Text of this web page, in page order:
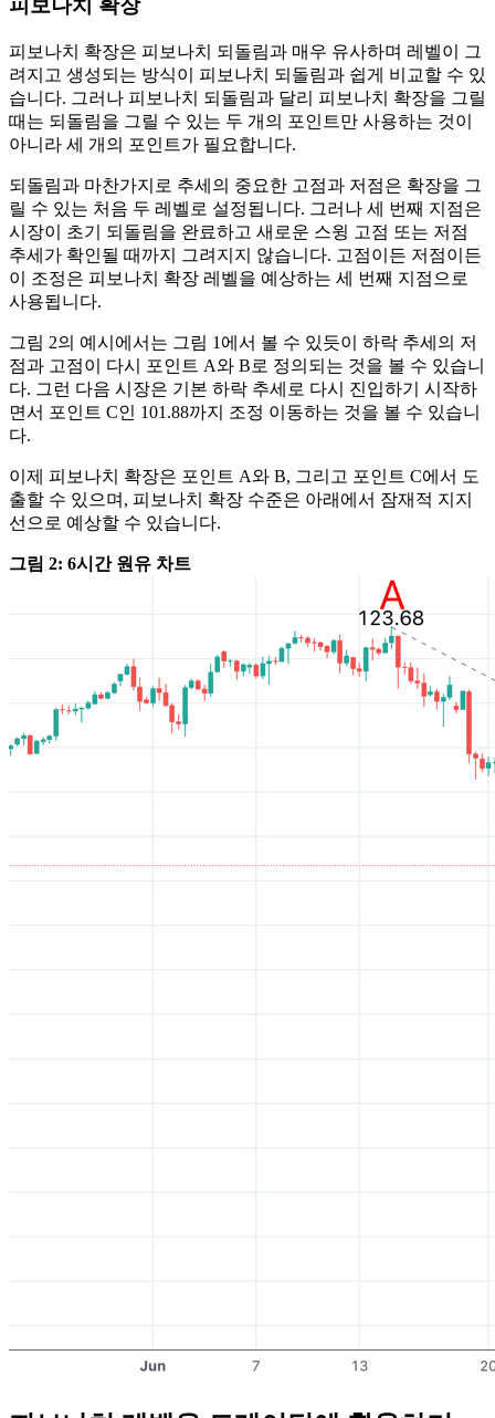
피보나치 확장
피보나치 확장은 피보나치 되돌림과 매우 유사하며 레벨이 그
려지고 생성되는 방식이 피보나치 되돌림과 쉽게 비교할 수 있
습니다. 그러나 피보나치 되돌림과 달리 피보나치 확장을 그릴
때는 되돌림을 그릴 수 있는 두 개의 포인트만 사용하는 것이
아니라 세 개의 포인트가 필요합니다.
되돌림과 마찬가지로 추세의 중요한 고점과 저점은 확장을 그
릴 수 있는 처음 두 레벨로 설정됩니다. 그러나 세 번째 지점은
시장이 초기 되돌림을 완료하고 새로운 스윙 고점 또는 저점
추세가 확인될 때까지 그려지지 않습니다. 고점이든 저점이든
이 조정은 피보나치 확장 레벨을 예상하는 세 번째 지점으로
사용됩니다.
그림 2의 예시에서는 그림 1에서 볼 수 있듯이 하락 추세의 저
점과 고점이 다시 포인트 A와 B로 정의되는 것을 볼 수 있습니
다. 그런 다음 시장은 기본 하락 추세로 다시 진입하기 시작하
면서 포인트 C인 101.88까지 조정 이동하는 것을 볼 수 있습니
다.
이제 피보나치 확장은 포인트 A와 B, 그리고 포인트 C에서 도
출할 수 있으며, 피보나치 확장 수준은 아래에서 잠재적 지지
선으로 예상할 수 있습니다.
그림 2: 6시간 원유 차트